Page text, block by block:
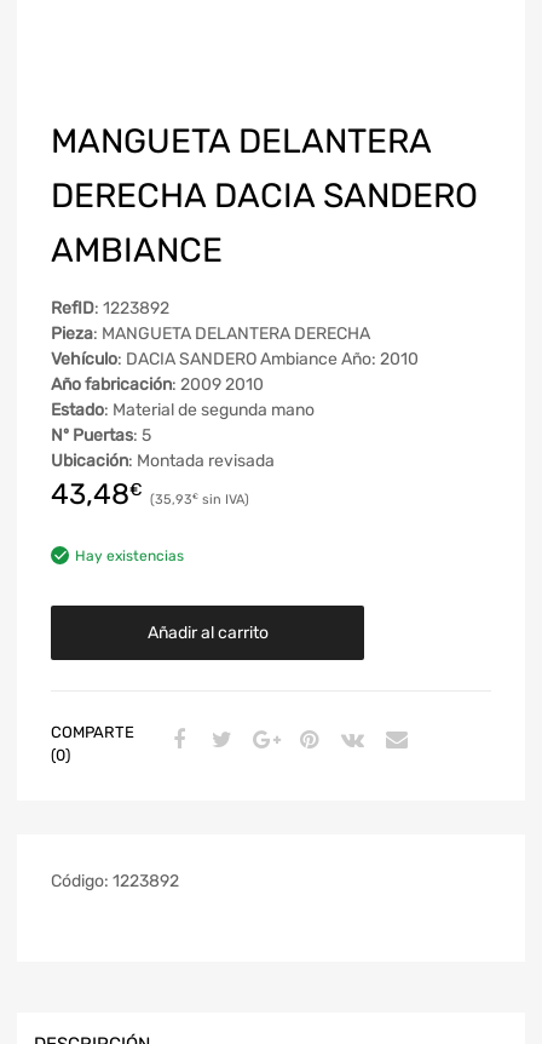
MANGUETA DELANTERA
DERECHA DACIA SANDERO
AMBIANCE
RefID: 1223892
Pieza: MANGUETA DELANTERA DERECHA
Vehículo: DACIA SANDERO Ambiance Año: 2010
Año fabricación: 2009 2010
Estado: Material de segunda mano
Nº Puertas: 5
Ubicación: Montada revisada
43,48€ 35,93€
Hay existencias
Añadir al carrito
COMPARTE
(0)
Código: 1223892